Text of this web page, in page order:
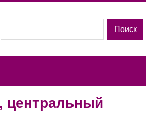
Поиск
центральный